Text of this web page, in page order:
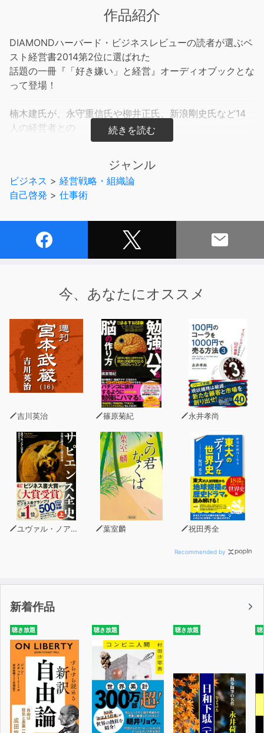
作品紹介
DIAMONDハーバード・ビジネスレビューの読者が選ぶベ
スト経営書2014第2位に選ばれた
話題の一冊『「好き嫌い」と経営』オーディオブックとな
って登場！
楠木建氏が、永守重信氏や柳井正氏、新浪剛史氏など14
人の経営者との
「好き嫌い」についての対話を通じて、経営や戦略の本
直感やセンスを磨くきっかけとなり、自分のやりたいこと
が見えてくる、
経営者は組織の頂点に位置するため、そのポジションを獲
必然的に厳しい競争を勝ち抜かなければなりません。
しかしここからが問題であり、そのポジションを獲得した
とたん、
「エネルギー保存の法則」にはまってしまう経営者が少な
からずいるのです。
現実に商売を創り、戦略ストーリーを構想し、ストーリー
を動かし、稼ぐ。
いずれも「何をするのか」「何をしたいのか」という経営
者の行動を問うものであり、
経営者の運動エネルギーにかかっているのです。
その運動エネルギーを起こすのが「好き嫌い」。
木建氏と、14人の優れた経営者とのによる対話からみえ
てくる、
それぞれの戦略ストーリーの実像を通して、自分の好き嫌
いについて改めて考えてみませんか？
まるで自分も対話の中にいるような感覚になれる、ここで
しか聴けない一作です。
ジャンル
ビジネス > 経営戦略・組織論
自己啓発 > 仕事術
今、あなたにオススメ
吉川英治 篠原菊紀 永井孝尚
ユヴァル・ノア・ハラリ 葉室麟 祝田秀全
Recommended by
新着作品
聴き放題 聴き放題 聴き放題 聴